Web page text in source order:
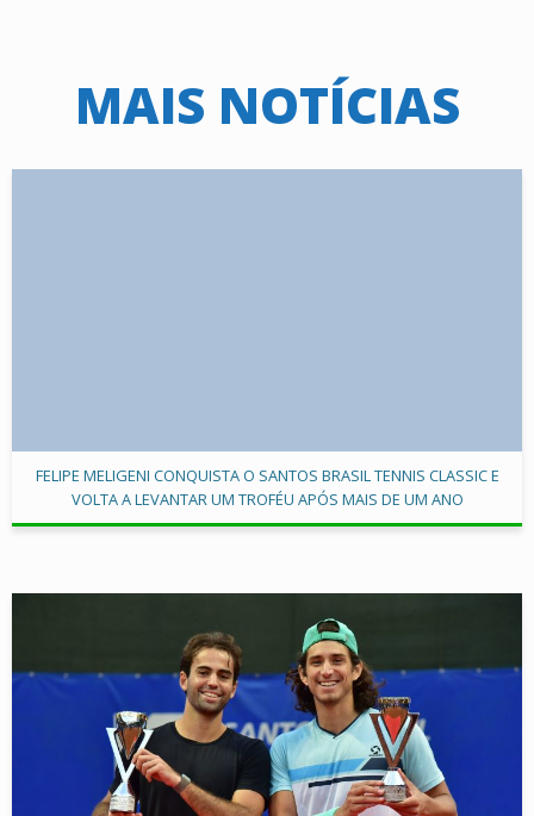
MAIS NOTÍCIAS
FELIPE MELIGENI CONQUISTA O SANTOS BRASIL TENNIS CLASSIC E
VOLTA A LEVANTAR UM TROFÉU APÓS MAIS DE UM ANO